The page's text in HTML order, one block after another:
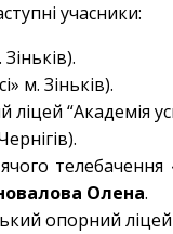
учасники:
м. Зіньків).
ліцей “Академія
телебачення
Олена.
опорний